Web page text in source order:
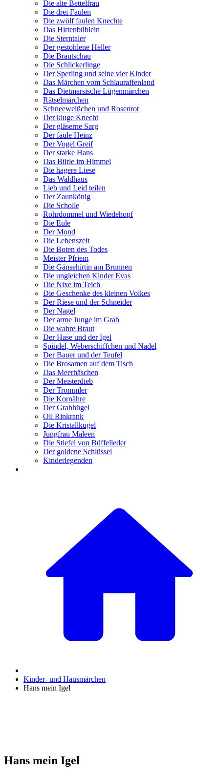
Die alte Bettelfrau
Die drei Faulen
Die zwölf faulen Knechte
Das Hirtenbüblein
Die Sterntaler
Der gestohlene Heller
Die Brautschau
Die Schlickerlinge
Der Sperling und seine vier Kinder
Das Märchen vom Schlauraffenland
Das Dietmarsische Lügenmärchen
Rätselmärchen
Schneeweißchen und Rosenrot
Der kluge Knecht
Der gläserne Sarg
Der faule Heinz
Der Vogel Greif
Der starke Hans
Das Bürle im Himmel
Die hagere Liese
Das Waldhaus
Lieb und Leid teilen
Der Zaunkönig
Die Scholle
Rohrdommel und Wiedehopf
Die Eule
Der Mond
Die Lebenszeit
Die Boten des Todes
Meister Pfriem
Die Gänsehirtin am Brunnen
Die ungleichen Kinder Evas
Die Nixe im Teich
Die Geschenke des kleinen Volkes
Der Riese und der Schneider
Der Nagel
Der arme Junge im Grab
Die wahre Braut
Der Hase und der Igel
Spindel, Weberschiffchen und Nadel
Der Bauer und der Teufel
Die Brosamen auf dem Tisch
Das Meerhäschen
Der Meisterdieb
Der Trommler
Die Kornähre
Der Grabhügel
Oll Rinkrank
Die Kristallkugel
Jungfrau Maleen
Die Stiefel von Büffelleder
Der goldene Schlüssel
Kinderlegenden
Kinder- und Hausmärchen
Hans mein Igel
Hans mein Igel